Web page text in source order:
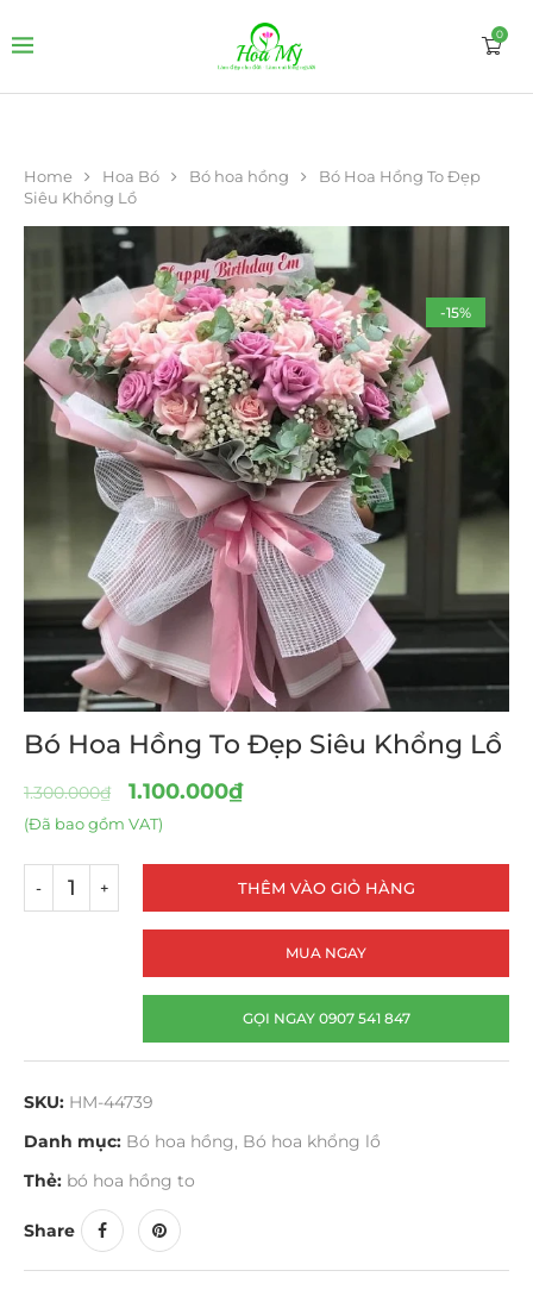
0
Home Hoa Bó Bó hoa hồng
Bó Hoa Hồng To Đẹp
Siêu Khổng Lồ
-15%
Bó Hoa Hồng To Đẹp Siêu Khổng Lồ
1.300.000₫ 1.100.000₫
(Đã bao gồm VAT)
THÊM VÀO GIỎ HÀNG
MUA NGAY
GỌI NGAY 0907 541 847
SKU: HM-44739
Danh mục: Bó hoa hồng, Bó hoa khổng lồ
Thẻ: bó hoa hồng to
Share